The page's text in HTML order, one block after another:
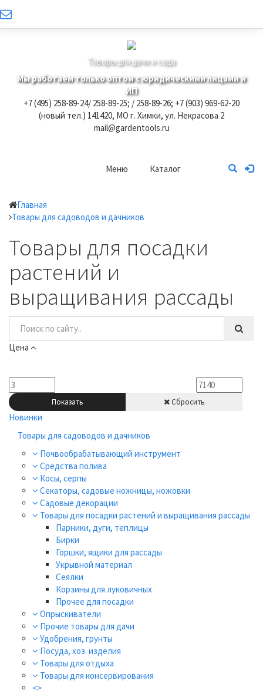
Товары для дачи и сада
Мы работаем только оптом с юридическими лицами и
ИП
+7 (495) 258-89-24/ 258-89-25; / 258-89-26; +7 (903) 969-62-20
(новый тел.) 141420, МО г. Химки, ул. Некрасова 2
mail@gardentools.ru
Каталог
Меню
Главная
Товары для садоводов и дачников
Товары для посадки
растений и
выращивания рассады
Цена
Показать Сбросить
Новинки
Товары для садоводов и дачников
Почвообрабатывающий инструмент
Средства полива
Косы, серпы
Секаторы, садовые ножницы, ножовки
Садовые декорации
Товары для посадки растений и выращивания рассады
Парники, дуги, теплицы
Бирки
Горшки, ящики для рассады
Укрывной материал
Сеялки
Корзины для луковичных
Прочее для посадки
Опрыскиватели
Прочие товары для дачи
Удобрения, грунты
Посуда, хоз. изделия
Товары для отдыха
Товары для консервирования
<>